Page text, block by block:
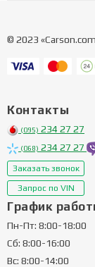
© 2023
Контакты
(095) 234 27 27
(068) 234 27 27
Заказать звонок
Запрос по VIN
График
Пн-Пт: 8:00-18:00
Сб: 8:00-16:00
Вс: 8:00-14:00